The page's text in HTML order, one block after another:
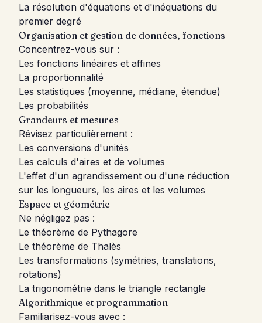
La résolution d'équations et d'inéquations du
premier degré
Organisation et gestion de données, fonctions
Concentrez-vous sur :
Les fonctions linéaires et affines
La proportionnalité
Les statistiques (moyenne, médiane, étendue)
Les probabilités
Grandeurs et mesures
Révisez particulièrement :
Les conversions d'unités
Les calculs d'aires et de volumes
L'effet d'un agrandissement ou d'une réduction
sur les longueurs, les aires et les volumes
Espace et géométrie
Ne négligez pas :
Le théorème de Pythagore
Le théorème de Thalès
Les transformations (symétries, translations,
rotations)
La trigonométrie dans le triangle rectangle
Algorithmique et programmation
Familiarisez-vous avec :